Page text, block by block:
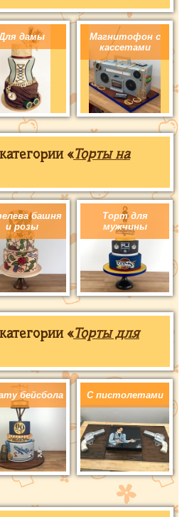
дамы
Магнитофон с
кассетами
«Торты на
башня
и розы
Торт для
мужчины
«Торты для
бейсбола С пистолетами